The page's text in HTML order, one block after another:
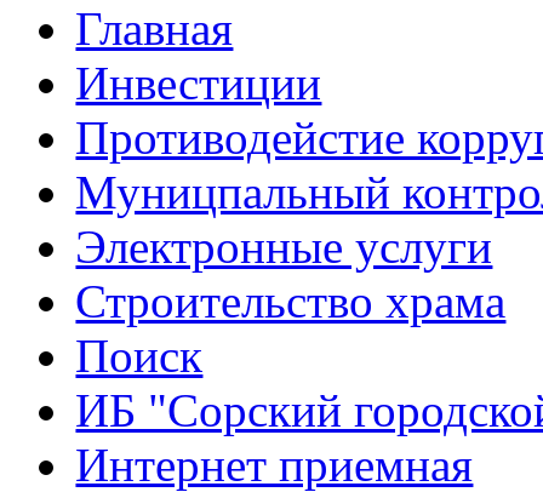
Главная
Инвестиции
Противодейстие
Муницпальный
Электронные услуги
Строительство храма
Поиск
ИБ "Сорский
Интернет приемная